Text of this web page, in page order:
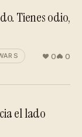
Tienes odio,
0 0
el lado